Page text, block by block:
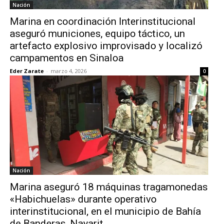
Nación
Marina en coordinación Interinstitucional
aseguró municiones, equipo táctico, un
artefacto explosivo improvisado y localizó
campamentos en Sinaloa
Eder Zarate - marzo 4, 2026 0
Nación
Marina aseguró 18 máquinas tragamonedas
«Habichuelas» durante operativo
interinstitucional, en el municipio de Bahía